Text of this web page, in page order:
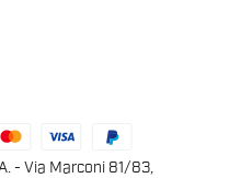
- Via Marconi 81/83,